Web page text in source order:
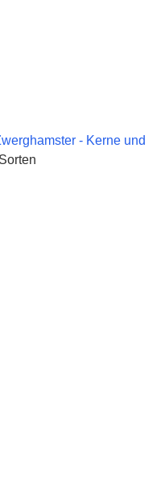
- Kerne und